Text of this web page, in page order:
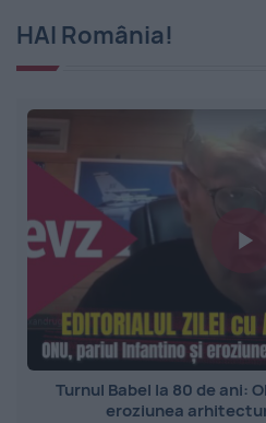
HAI România!
Turnul Babel la 80 de ani:
eroziunea